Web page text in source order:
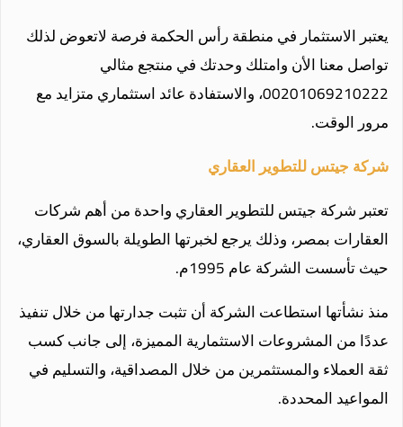
يعتبر الاستثمار في منطقة رأس الحكمة فرصة لاتعوض لذلك
تواصل معنا الأن وامتلك وحدتك في منتجع مثالي
00201069210222، والاستفادة عائد استثماري متزايد مع
مرور الوقت.
شركة جيتس للتطوير العقاري
تعتبر شركة جيتس للتطوير العقاري واحدة من أهم شركات
العقارات بمصر، وذلك يرجع لخبرتها الطويلة بالسوق العقاري،
حيث تأسست الشركة عام 1995م.
منذ نشأتها استطاعت الشركة أن تثبت جدارتها من خلال تنفيذ
عددًا من المشروعات الاستثمارية المميزة، إلى جانب كسب
ثقة العملاء والمستثمرين من خلال المصداقية، والتسليم في
المواعيد المحددة.